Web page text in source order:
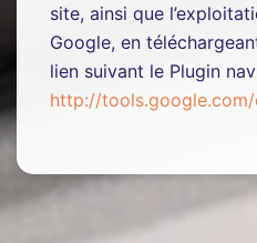
site, ainsi que
Google, en
lien suivant le Plugin
http://